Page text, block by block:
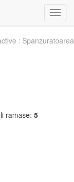
: Spanzuratoarea
ramase: 5